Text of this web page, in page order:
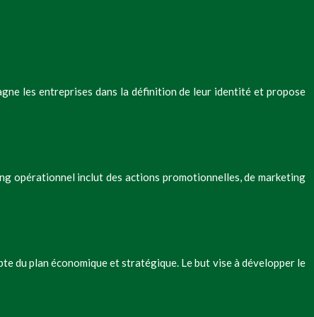
les entreprises dans la définition de leur identité et propose
opérationnel inclut des actions promotionnelles, de marketing
du plan économique et stratégique. Le but vise à développer le